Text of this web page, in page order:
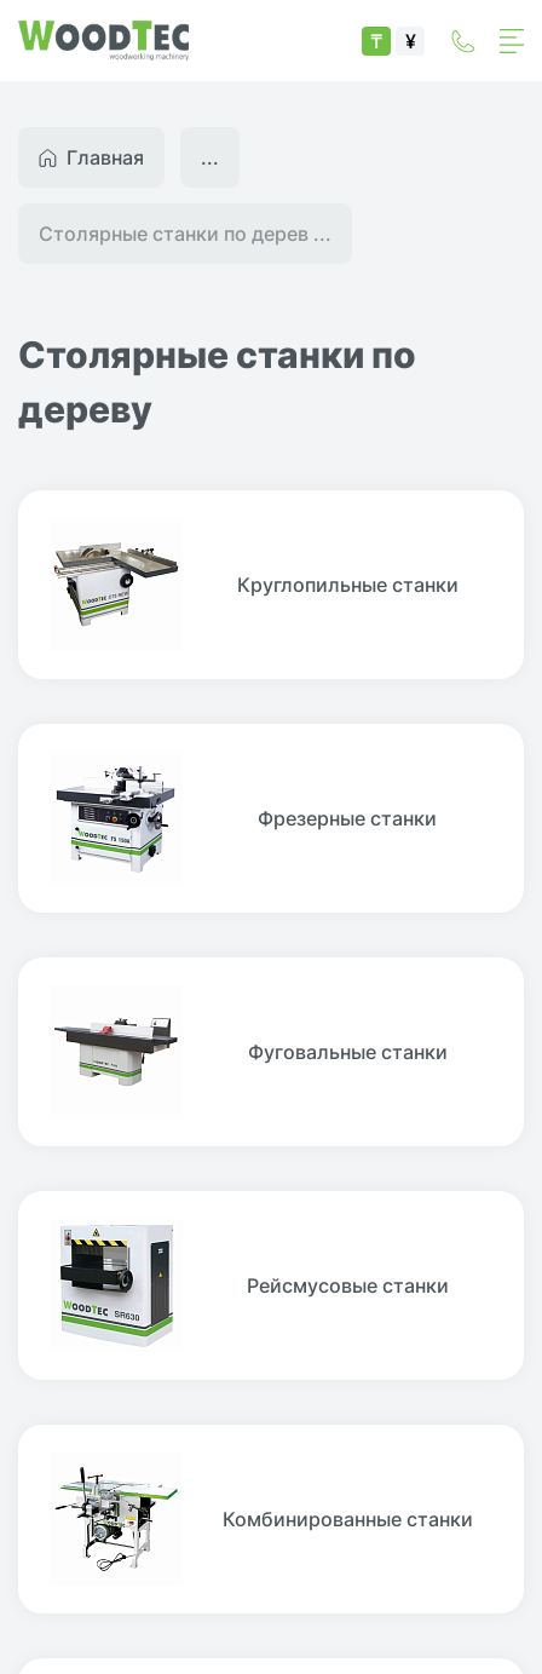
₸ ¥
Главная
Столярные станки по дерев ...
...
Столярные станки по
дереву
Круглопильные станки
Фрезерные станки
Фуговальные станки
Рейсмусовые станки
Комбинированные станки